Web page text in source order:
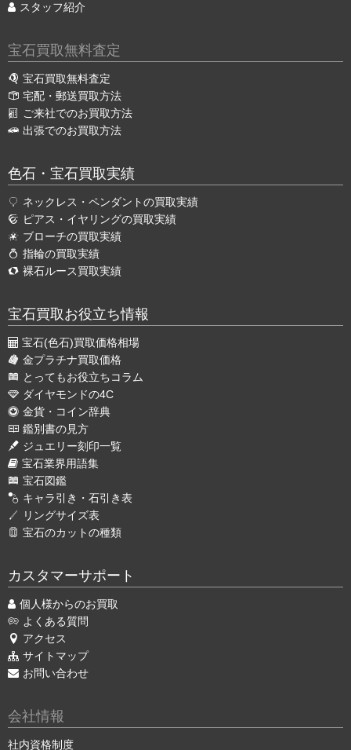
スタッフ紹介
宝石買取無料査定
宝石買取無料査定
宅配・郵送買取方法
ご来社でのお買取方法
出張でのお買取方法
色石・宝石買取実績
ネックレス・ペンダントの買取実績
ピアス・イヤリングの買取実績
ブローチの買取実績
指輪の買取実績
裸石ルース買取実績
宝石買取お役立ち情報
宝石(色石)買取価格相場
金プラチナ買取価格
とってもお役立ちコラム
ダイヤモンドの4C
金貨・コイン辞典
鑑別書の見方
ジュエリー刻印一覧
宝石業界用語集
宝石図鑑
キャラ引き・石引き表
リングサイズ表
宝石のカットの種類
カスタマーサポート
個人様からのお買取
よくある質問
アクセス
サイトマップ
お問い合わせ
会社情報
社内資格制度